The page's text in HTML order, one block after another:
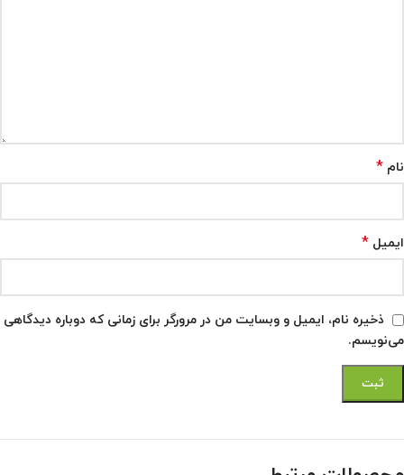
نام *
ایمیل *
ذخیره نام، ایمیل و وبسایت من در مرورگر برای زمانی که دوباره دیدگاهی
می‌نویسم.